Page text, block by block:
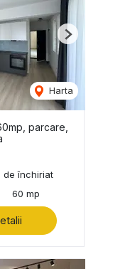
Harta
Next
parcare,
de închiriat
60 mp